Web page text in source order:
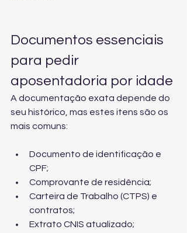
Documentos essenciais
para pedir
aposentadoria por idade
A documentação exata depende do
seu histórico, mas estes itens são os
mais comuns:
Documento de identificação e
CPF;
Comprovante de residência;
Carteira de Trabalho (CTPS) e
contratos;
Extrato CNIS atualizado;